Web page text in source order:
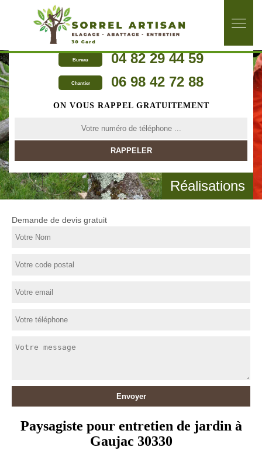
Bureau 04 82 29 44 59
Chantier 06 98 42 72 88
ON VOUS RAPPEL GRATUITEMENT
Réalisations
Demande de devis gratuit
Paysagiste pour entretien de jardin à
Gaujac 30330